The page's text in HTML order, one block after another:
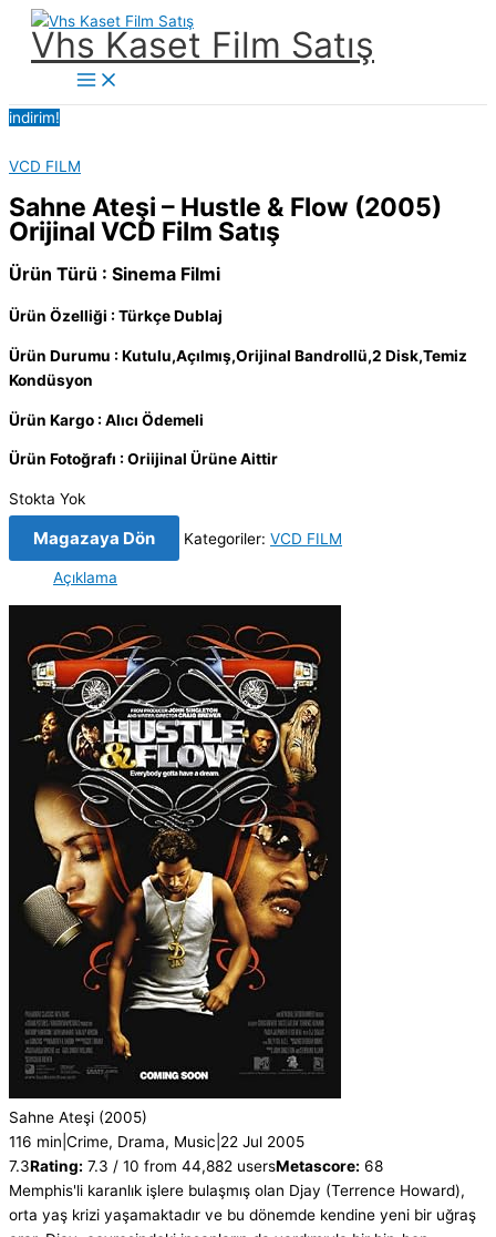
İçeriğe
Vhs Kaset Film Satış
Main
Menu
indirim!
VCD FILM
Sahne Ateşi – Hustle & Flow (2005)
Orijinal VCD Film Satış
Ürün Türü : Sinema Filmi
Ürün Özelliği : Türkçe Dublaj
Ürün Durumu : Kutulu,Açılmış,Orijinal Bandrollü,2 Disk,Temiz
Kondüsyon
Ürün Kargo : Alıcı Ödemeli
Ürün Fotoğrafı : Oriijinal Ürüne Aittir
Stokta Yok
Magazaya Dön Kategoriler: VCD FILM
Açıklama
Sahne Ateşi (2005)
116 min Crime, Drama, Music 22 Jul 2005
7.3Rating: 7.3 / 10 from 44,882 usersMetascore: 68
Memphis'li karanlık işlere bulaşmış olan Djay (Terrence Howard),
orta yaş krizi yaşamaktadır ve bu dönemde kendine yeni bir uğraş